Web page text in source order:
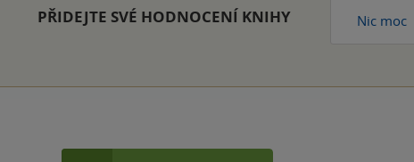
PŘIDEJTE SVÉ HODNOCENÍ KNIHY Nic moc